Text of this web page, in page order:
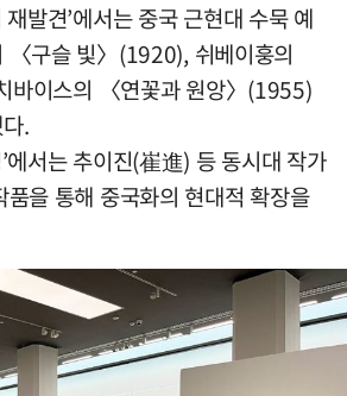
발견’에서는 중국 근현대 수묵 예
〈구슬 빛〉(1920), 쉬베이훙의
바이스의 〈연꽃과 원앙〉(1955)
.
에서는 추이진(崔進) 등 동시대 작가
품을 통해 중국화의 현대적 확장을